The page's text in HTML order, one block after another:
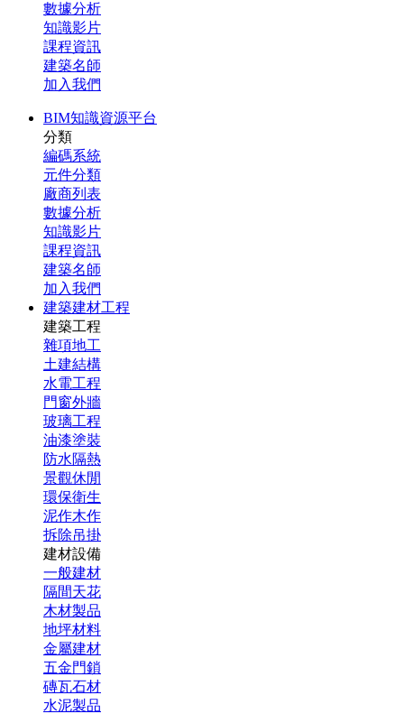
數據分析
知識影片
課程資訊
建築名師
加入我們
BIM知識資源平台
分類
編碼系統
元件分類
廠商列表
數據分析
知識影片
課程資訊
建築名師
加入我們
建築建材工程
建築工程
雜項地工
土建結構
水電工程
門窗外牆
玻璃工程
油漆塗裝
防水隔熱
景觀休閒
環保衛生
泥作木作
拆除吊掛
建材設備
一般建材
隔間天花
木材製品
地坪材料
金屬建材
五金門鎖
磚瓦石材
水泥製品